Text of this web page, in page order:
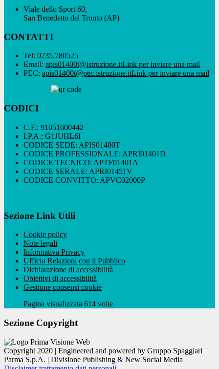
Viale dello Sport 60,
San Benedetto del Tronto (AP)
CONTATTI
Tel: 0735.780525
Email: apis01400t@istruzione.itLink per inviare una mail
PEC: apis01400t@pec.istruzione.itLink per inviare una mail
CODICI
C.F.: 91051600442
I.P.A.: G1JUHL6I
CODICE SEDE: APIS01400T
CODICE PROFESSIONALE: APRI01401D
CODICE TECNICO: APTF01401A
CODICE SERALE: APRI01451V
CODICE CONVITTO: APVC02000P
Sezione Link Utili
Cookie policy
Note legali
Informativa Privacy
Ufficio Relazioni con il Pubblico
Dichiarazione di accessibilità
Obiettivi di accessibilità
Gestione consensi cookie
Pagina visualizzata 614 volte
Sezione Copyright
Copyright 2020 | Engineered and powered by Gruppo Spaggiari
Parma S.p.A. | Divisione Publishing & New Social Media